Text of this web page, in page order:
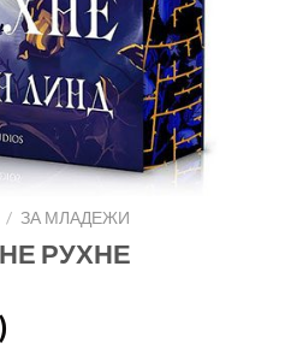
/ ЗА МЛАДЕЖИ
РУХНЕ